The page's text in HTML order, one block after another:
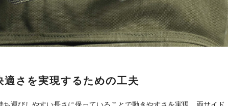
適さを実現するための工夫
運びしやすい長さに保っていることで動きやすさを実現。両サイド